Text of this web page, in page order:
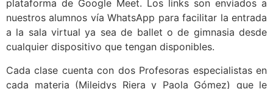
plataforma de Google Meet. Los links son enviados a
nuestros alumnos vía WhatsApp para facilitar la entrada
a la sala virtual ya sea de ballet o de gimnasia desde
cualquier dispositivo que tengan disponibles.
Cada clase cuenta con dos Profesoras especialistas en
cada materia (Mileidys Riera y Paola Gómez) que le